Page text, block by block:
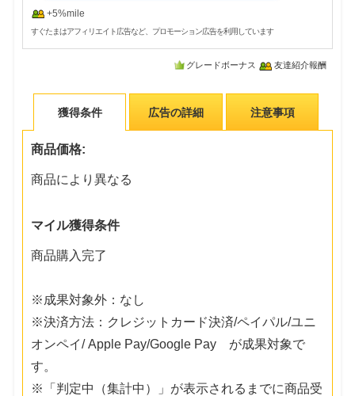
+5%mile
すぐたまはアフィリエイト広告など、プロモーション広告を利用しています
グレードボーナス 友達紹介報酬
獲得条件 広告の詳細 注意事項
商品価格:
商品により異なる
マイル獲得条件
商品購入完了
※成果対象外：なし
※決済方法：クレジットカード決済/ペイパル/ユニ
オンペイ/ Apple Pay/Google Pay が成果対象で
す。
※「判定中（集計中）」が表示されるまでに商品受